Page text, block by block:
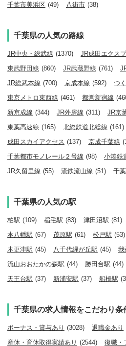
千葉市美浜区 (49) 八街市 (38)
千葉県の人気の路線
JR中央・総武線 (1370) JR成田エクス
東武野田線 (860) JR武蔵野線 (761)
JR総武本線 (700) 京成本線 (592) つ
東京メトロ東西線 (461) 都営新宿線
新京成線 (344) JR外房線 (311) JR京
東葉高速線 (165) 北総鉄道北総線 (161)
成田スカイアクセス (137) 京成千葉線
千葉都市モノレール２号線 (98) 小湊鉄
JR久留里線 (55) 流鉄流山線 (51) 千
千葉県の人気の駅
柏駅 (109) 稲毛駅 (83) 津田沼駅 (81)
本八幡駅 (67) 茂原駅 (61) 松戸駅 (53)
木更津駅 (45) 八千代緑が丘駅 (45) 我
流山おおたかの森駅 (44) 勝田台駅 (44)
天王台駅 (37) 新浦安駅 (37) 船橋駅
千葉県の求人情報をこだわり条
ボーナス・賞与あり (3028) 退職金あり
産休・育休取得実績あり (2544) 復職・